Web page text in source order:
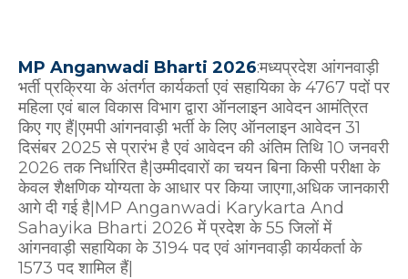
MP Anganwadi Bharti 2026:मध्यप्रदेश आंगनवाड़ी
भर्ती प्रक्रिया के अंतर्गत कार्यकर्ता एवं सहायिका के 4767 पदों पर
महिला एवं बाल विकास विभाग द्वारा ऑनलाइन आवेदन आमंत्रित
किए गए हैं|एमपी आंगनवाड़ी भर्ती के लिए ऑनलाइन आवेदन 31
दिसंबर 2025 से प्रारंभ है एवं आवेदन की अंतिम तिथि 10 जनवरी
2026 तक निर्धारित है|उम्मीदवारों का चयन बिना किसी परीक्षा के
केवल शैक्षणिक योग्यता के आधार पर किया जाएगा,अधिक जानकारी
आगे दी गई है|MP Anganwadi Karykarta And
Sahayika Bharti 2026 में प्रदेश के 55 जिलों में
आंगनवाड़ी सहायिका के 3194 पद एवं आंगनवाड़ी कार्यकर्ता के
1573 पद शामिल हैं|